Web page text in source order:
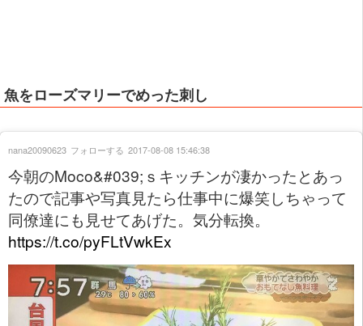
魚をローズマリーでめった刺し
今朝のMoco&#039;ｓキッチンが凄かったとあっ
たので記事や写真見たら仕事中に爆笑しちゃって
同僚達にも見せてあげた。気分転換。
https://t.co/pyFLtVwkEx
nana20090623 フォローする 2017-08-08 15:46:38